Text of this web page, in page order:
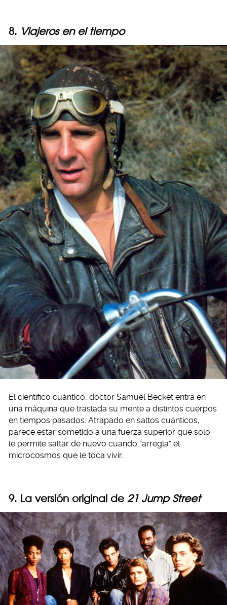
8. Viajeros en el tiempo
El científico cuántico, doctor Samuel Becket entra en
una máquina que traslada su mente a distintos cuerpos
en tiempos pasados. Atrapado en saltos cuánticos,
parece estar sometido a una fuerza superior que solo
le permite saltar de nuevo cuando “arregla” el
microcosmos que le toca vivir.
9. La versión original de 21 Jump Street